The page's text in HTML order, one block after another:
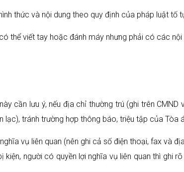
thức và nội dung theo quy định của pháp luật tố
thể viết tay hoặc đánh máy nhưng phải có các nội
cần lưu ý, nếu địa chỉ thường trú (ghi trên
tránh trường hợp thông báo, triệu tập của Tòa
vụ liên quan (nên ghi cả số điện thoại, fax và
người có quyền lợi nghĩa vụ liên quan thì ghi